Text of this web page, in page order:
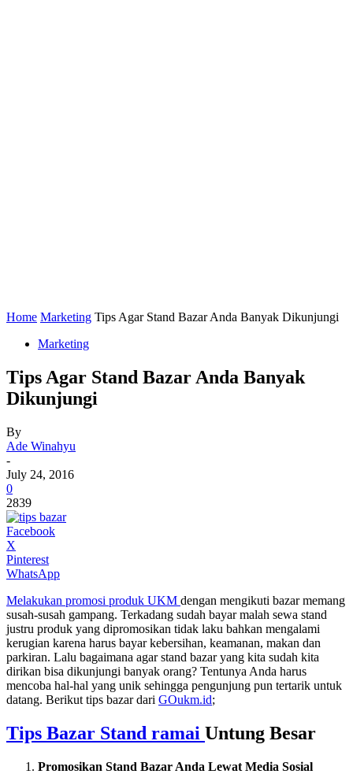
Home Marketing Tips Agar Stand Bazar Anda Banyak Dikunjungi
Marketing
Tips Agar Stand Bazar Anda Banyak
Dikunjungi
By
Ade Winahyu
-
July 24, 2016
0
2839
Facebook
X
Pinterest
WhatsApp
Melakukan promosi produk UKM dengan mengikuti bazar memang
susah-susah gampang. Terkadang sudah bayar malah sewa stand
justru produk yang dipromosikan tidak laku bahkan mengalami
kerugian karena harus bayar kebersihan, keamanan, makan dan
parkiran. Lalu bagaimana agar stand bazar yang kita sudah kita
dirikan bisa dikunjungi banyak orang? Tentunya Anda harus
mencoba hal-hal yang unik sehingga pengunjung pun tertarik untuk
datang. Berikut tips bazar dari GOukm.id;
Tips Bazar Stand ramai Untung Besar
Promosikan Stand Bazar Anda Lewat Media Sosial